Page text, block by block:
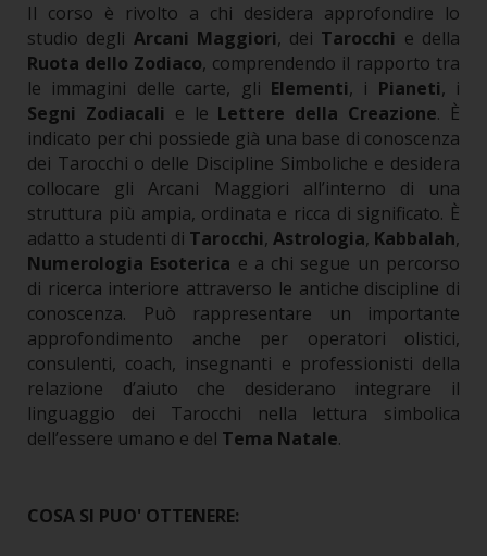
Il corso è rivolto a chi desidera approfondire lo
studio degli Arcani Maggiori, dei Tarocchi e della
Ruota dello Zodiaco, comprendendo il rapporto tra
le immagini delle carte, gli Elementi, i Pianeti, i
Segni Zodiacali e le Lettere della Creazione. È
indicato per chi possiede già una base di conoscenza
dei Tarocchi o delle Discipline Simboliche e desidera
collocare gli Arcani Maggiori all’interno di una
struttura più ampia, ordinata e ricca di significato. È
adatto a studenti di Tarocchi, Astrologia, Kabbalah,
Numerologia Esoterica e a chi segue un percorso
di ricerca interiore attraverso le antiche discipline di
conoscenza.
Può rappresentare un importante
approfondimento anche per operatori olistici,
consulenti, coach, insegnanti e professionisti della
relazione d’aiuto che desiderano integrare il
linguaggio dei Tarocchi nella lettura simbolica
dell’essere umano e del Tema Natale.
COSA SI PUO' OTTENERE: